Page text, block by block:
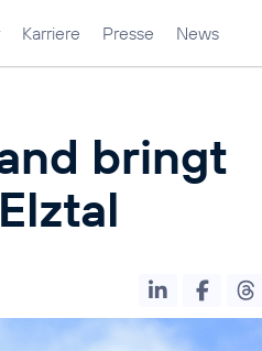
Karriere Presse News
bringt